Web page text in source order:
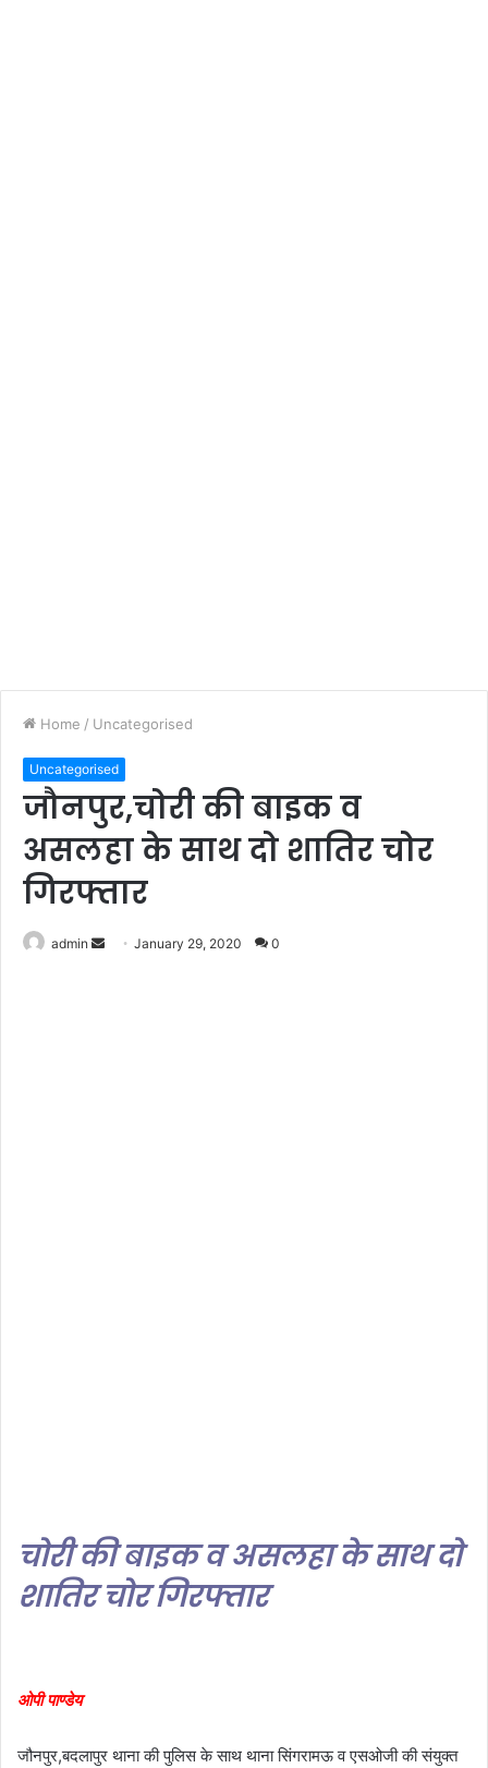
Home / Uncategorised
Uncategorised
जौनपुर,चोरी की बाइक व
असलहा के साथ दो शातिर चोर
गिरफ्तार
admin January 29, 2020 0
चोरी की बाइक व असलहा के साथ दो
शातिर चोर गिरफ्तार
ओपी पाण्डेय
जौनपुर,बदलापुर थाना की पुलिस के साथ थाना सिंगरामऊ व एसओजी की संयुक्त